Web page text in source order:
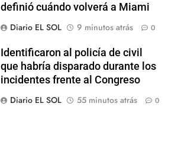
definió cuándo volverá a Miami
Diario EL SOL
9 minutos atrás 0
Identificaron al policía de civil
que habría disparado durante los
incidentes frente al Congreso
Diario EL SOL
55 minutos atrás 0